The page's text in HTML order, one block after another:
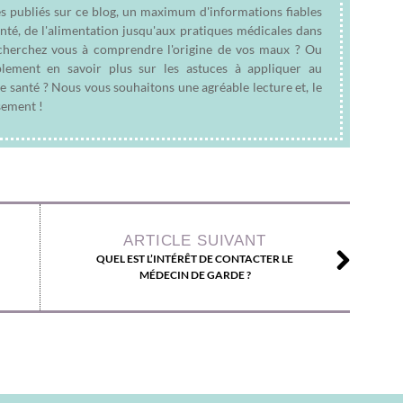
publiés sur ce blog, un maximum d'informations fiables
de l'alimentation jusqu'aux pratiques médicales dans
vous à comprendre l'origine de vos maux ? Ou
en savoir plus sur les astuces à appliquer au
? Nous vous souhaitons une agréable lecture et, le
!
ARTICLE SUIVANT
QUEL EST L’INTÉRÊT DE CONTACTER LE
MÉDECIN DE GARDE ?